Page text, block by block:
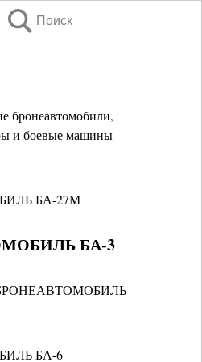
Поиск
бронеавтомобили,
и боевые машины
БА-27М
БА-3
БА-6